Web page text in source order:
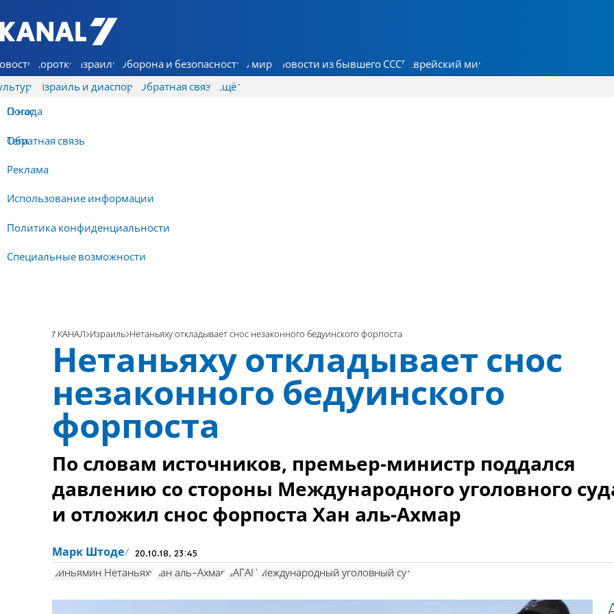
7 КАНАЛ - Аруц Шева
Коротко Израиль Оборона и безопасность В мире Новости из бывшего СССР Еврейский мир
Израиль и диаспора Обратная связь
О нас
Обратная связь
Реклама
Использование информации
Политика конфиденциальности
Специальные возможности
Ещё
Погода
Теги
7 КАНАЛ Израиль Нетаньяху откладывает снос незаконного бедуинского форпоста
Нетаньяху откладывает снос
незаконного бедуинского
форпоста
По словам источников, премьер-министр поддался
давлению со стороны Международного уголовного
и отложил снос форпоста Хан аль-Ахмар
Марк Штоде 20.10.18, 23:45
Биньямин Нетаньяху Хан аль-Ахмар БАГАЦ Международный уголовный суд